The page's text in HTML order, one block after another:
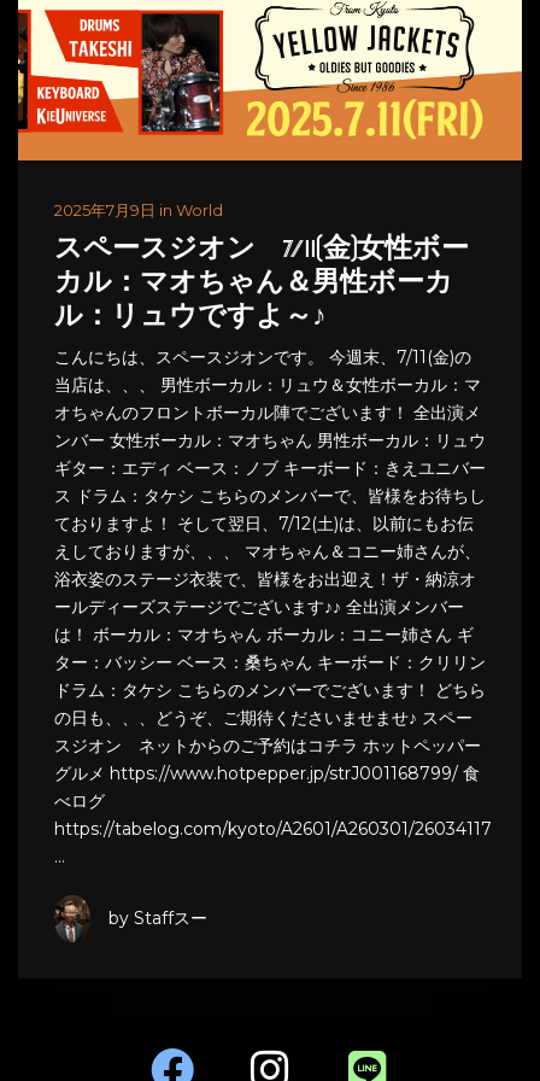
2025年7月9日 in World
スペースジオン 7/11(金)女性ボー
カル：マオちゃん＆男性ボーカ
ル：リュウですよ～♪
こんにちは、スペースジオンです。 今週末、7/11(金)の
当店は、、、 男性ボーカル：リュウ＆女性ボーカル：マ
オちゃんのフロントボーカル陣でございます！ 全出演メ
ンバー 女性ボーカル：マオちゃん 男性ボーカル：リュウ
ギター：エディ ベース：ノブ キーボード：きえユニバー
ス ドラム：タケシ こちらのメンバーで、皆様をお待ちし
ておりますよ！ そして翌日、7/12(土)は、以前にもお伝
えしておりますが、、、 マオちゃん＆コニー姉さんが、
浴衣姿のステージ衣装で、皆様をお出迎え！ザ・納涼オ
ールディーズステージでございます♪♪ 全出演メンバー
は！ ボーカル：マオちゃん ボーカル：コニー姉さん ギ
ター：バッシー ベース：桑ちゃん キーボード：クリリン
ドラム：タケシ こちらのメンバーでございます！ どちら
の日も、、、どうぞ、ご期待くださいませませ♪ スペー
スジオン ネットからのご予約はコチラ ホットペッパー
グルメ https://www.hotpepper.jp/strJ001168799/ 食
べログ
https://tabelog.com/kyoto/A2601/A260301/26034117
…
by Staffスー